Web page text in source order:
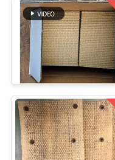
HUBUNGI
KAMI
PERMINTAAN
PENAWARAN
SITEMAP
Woven
Roll